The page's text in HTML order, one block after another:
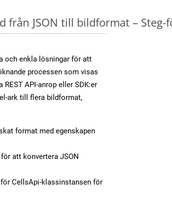
från JSON till bildformat – Steg-
och enkla lösningar för att
processen som visas
API-anrop eller SDK:er
ark till flera bildformat,
format med egenskapen
att konvertera JSON
CellsApi-klassinstansen för